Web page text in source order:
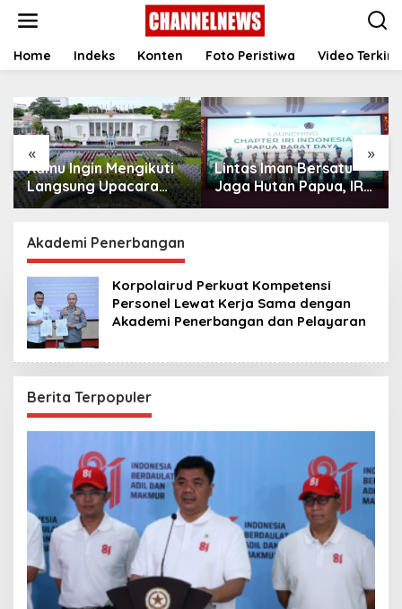
t
Home Indeks Konten Foto Peristiwa Video Terkini
« »
Kamu Ingin Mengikuti
Langsung Upacara
HUT Ke-81
Istana? Ini Link
Pendaftaran Resminya
di Sini
Lintas Iman Bersatu
Jaga Hutan Papua, IRI
Indonesia Resmikan
Akademi Penerbangan
Korpolairud Perkuat Kompetensi
Personel Lewat Kerja Sama dengan
Akademi Penerbangan dan Pelayaran
Berita Terpopuler